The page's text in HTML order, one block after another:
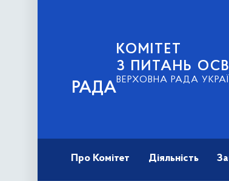
РАДА
КОМІТЕТ
З ПИТАНЬ
ВЕРХОВНА РАДА
Про Комітет Діяльність